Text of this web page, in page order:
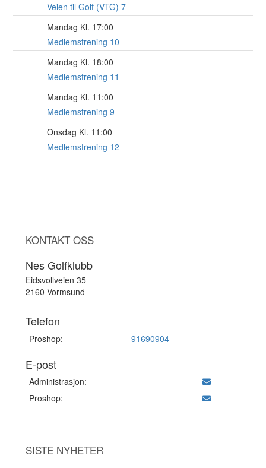
Veien til Golf (VTG) 7
Mandag Kl. 17:00
Medlemstrening 10
Mandag Kl. 18:00
Medlemstrening 11
Mandag Kl. 11:00
Medlemstrening 9
Onsdag Kl. 11:00
Medlemstrening 12
KONTAKT OSS
Nes Golfklubb
Eidsvollveien 35
2160 Vormsund
Telefon
Proshop: 91690904
E-post
Administrasjon:
Proshop:
SISTE NYHETER